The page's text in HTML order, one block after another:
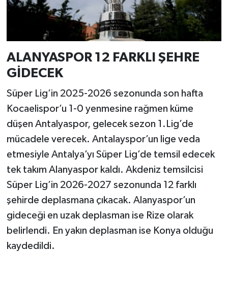
ALANYASPOR 12 FARKLI ŞEHRE
GİDECEK
Süper Lig’in 2025-2026 sezonunda son hafta
Kocaelispor’u 1-0 yenmesine rağmen küme
düşen Antalyaspor, gelecek sezon 1.Lig’de
mücadele verecek. Antalayspor’un lige veda
etmesiyle Antalya’yı Süper Lig’de temsil edecek
tek takım Alanyaspor kaldı. Akdeniz temsilcisi
Süper Lig’in 2026-2027 sezonunda 12 farklı
şehirde deplasmana çıkacak. Alanyaspor’un
gideceği en uzak deplasman ise Rize olarak
belirlendi. En yakın deplasman ise Konya olduğu
kaydedildi.